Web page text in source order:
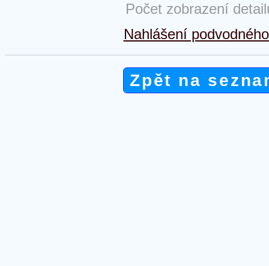
Počet zobrazení
Nahlášení
Zpět na